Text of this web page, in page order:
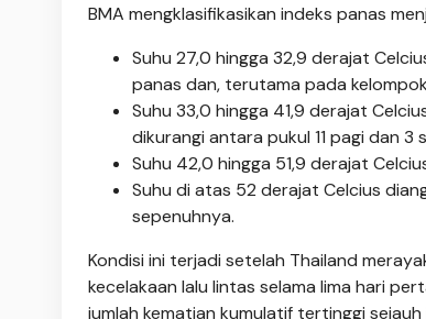
BMA mengklasifikasikan indeks panas
Suhu 27,0 hingga 32,9 derajat
panas dan, terutama pada
Suhu 33,0 hingga 41,9 derajat
dikurangi antara pukul 11 ​​pagi dan 3
Suhu 42,0 hingga 51,9 derajat
Suhu di atas 52 derajat Celcius
sepenuhnya.
Kondisi ini terjadi setelah Thailand
kecelakaan lalu lintas selama lima hari
jumlah kematian kumulatif tertinggi sejauh